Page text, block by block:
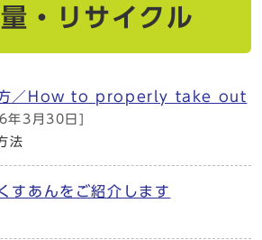
・リサイクル
方／How to properly take out
年3月30日]
法
すあんをご紹介します